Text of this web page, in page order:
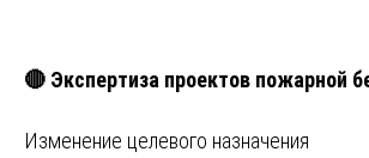
🔴 Экспертиза проектов пожарной
Изменение целевого назначения